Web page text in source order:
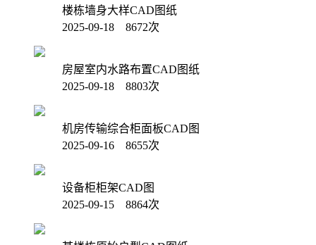
楼栋墙身大样CAD图纸
2025-09-18 8672次
房屋室内水路布置CAD图纸
2025-09-18 8803次
机房传输综合柜面板CAD图
2025-09-16 8655次
设备柜柜架CAD图
2025-09-15 8864次